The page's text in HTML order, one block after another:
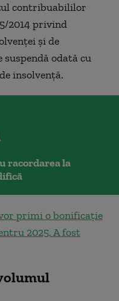
contribuabililor
2014 privind
şi de
odată cu
insolvenţă.
racordarea la
primi o bonificație
2025. A fost